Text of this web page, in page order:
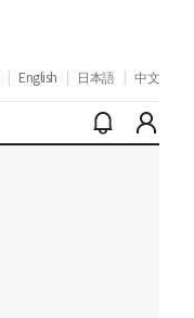
English 日本語 中文